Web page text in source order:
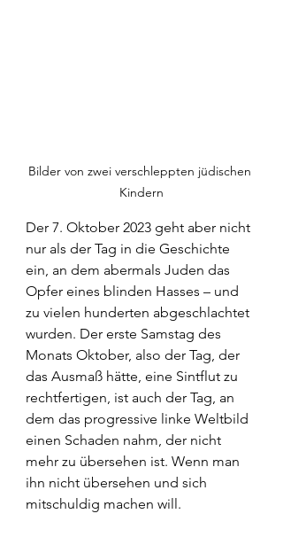
Bilder von zwei verschleppten jüdischen
Kindern
Der 7. Oktober 2023 geht aber nicht
nur als der Tag in die Geschichte
ein, an dem abermals Juden das
Opfer eines blinden Hasses – und
zu vielen hunderten abgeschlachtet
wurden. Der erste Samstag des
Monats Oktober, also der Tag, der
das Ausmaß hätte, eine Sintflut zu
rechtfertigen, ist auch der Tag, an
dem das progressive linke Weltbild
einen Schaden nahm, der nicht
mehr zu übersehen ist. Wenn man
ihn nicht übersehen und sich
mitschuldig machen will.